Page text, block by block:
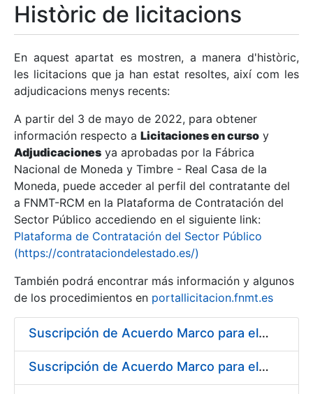
Mostra/Amaga
Mostra/Amaga
Mostra/Amaga
Històric de licitacions
En aquest apartat es mostren, a manera d'històric,
les licitacions que ja han estat resoltes, així com les
adjudicacions menys recents:
A partir del 3 de mayo de 2022, para obtener
información respecto a Licitaciones en curso y
Adjudicaciones ya aprobadas por la Fábrica
Nacional de Moneda y Timbre - Real Casa de la
Moneda, puede acceder al perfil del contratante del
a FNMT-RCM en la Plataforma de Contratación del
Sector Público accediendo en el siguiente link:
Plataforma de Contratación del Sector Público
(https://contrataciondelestado.es/)
También podrá encontrar más información y algunos
de los procedimientos en portallicitacion.fnmt.es
Suscripción de Acuerdo Marco para el Suministro de Material de Hierro para la Fábrica de Papel de Seguridad de la FNMT-RCM en Burgos
Suscripción de Acuerdo Marco para el Suministro de Material de Neumática para la Fábrica de Papel de Seguridad de la FNMT-RCM en Burgos